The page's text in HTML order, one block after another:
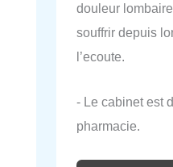
douleur
souffrir depuis
l’ecoute.
- Le cabinet est
pharmacie.